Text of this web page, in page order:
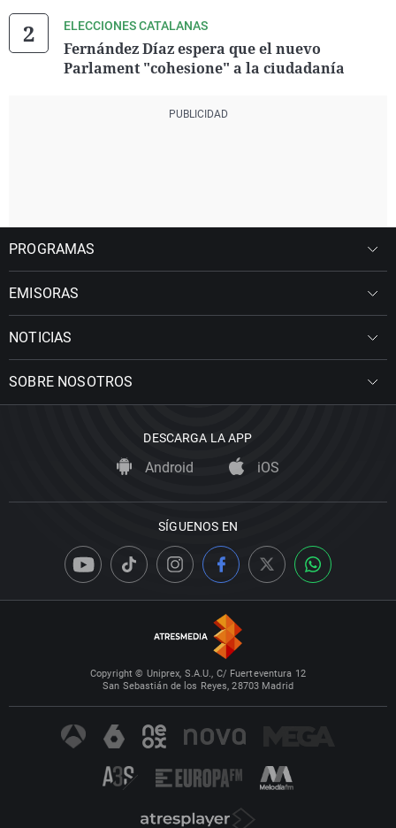
ELECCIONES CATALANAS
Fernández Díaz espera que el nuevo
Parlament "cohesione" a la ciudadanía
PROGRAMAS
EMISORAS
NOTICIAS
SOBRE NOSOTROS
DESCARGA LA APP
Android iOS
SÍGUENOS EN
Copyright © Uniprex, S.A.U., C/ Fuerteventura 12
San Sebastián de los Reyes, 28703 Madrid